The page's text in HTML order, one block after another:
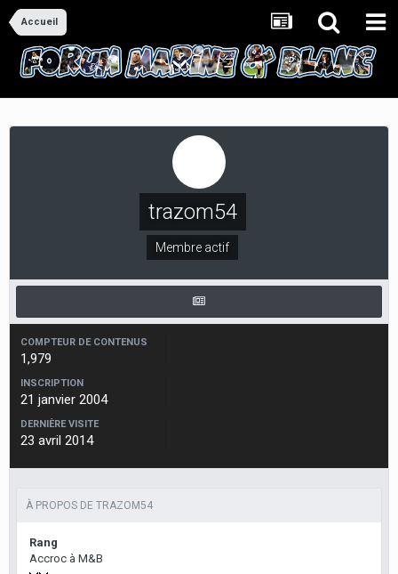
Accueil
trazom54
Membre actif
COMPTEUR DE CONTENUS
1,979
INSCRIPTION
21 janvier 2004
DERNIÈRE VISITE
23 avril 2014
À PROPOS DE TRAZOM54
Rang
Accroc à M&B